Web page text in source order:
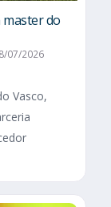
do
07/2026
Vasco,